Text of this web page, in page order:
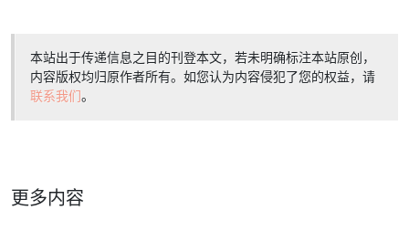
本站出于传递信息之目的刊登本文，若未明确标注本站原创，
内容版权均归原作者所有。如您认为内容侵犯了您的权益，请
联系我们。
更多内容